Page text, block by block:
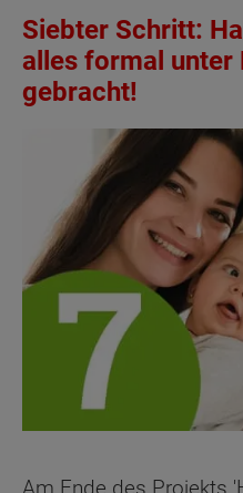
Siebter Schritt:
alles formal unter
gebracht!